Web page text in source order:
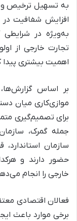
به تسهیل ترخیص و
افزایش شفافیت
به‌ویژه در
تجارت خارجی از
اهمیت بیشتری
بر اساس
موازی‌کاری میان
برای تصمیم‌گیری
جمله گمرک، سازمان
سازمان
حضور دارند و
خارجی را انجام
فعالان اقتصادی
برخی موارد باعث